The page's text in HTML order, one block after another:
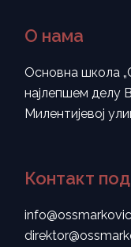
О нама
Основна школа
најлепшем делу
Милентијевој
Контакт